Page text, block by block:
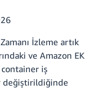
İzleme artık
ve Amazon
container iş
değiştirildiğinde